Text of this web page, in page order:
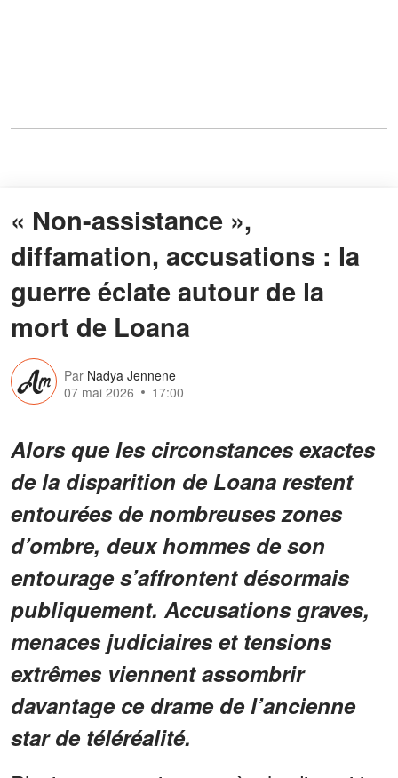
« Non-assistance »,
diffamation, accusations : la
guerre éclate autour de la
mort de Loana
Par Nadya Jennene
07 mai 2026
17:00
Alors que les circonstances exactes
de la disparition de Loana restent
entourées de nombreuses zones
d’ombre, deux hommes de son
entourage s’affrontent désormais
publiquement. Accusations graves,
menaces judiciaires et tensions
extrêmes viennent assombrir
davantage ce drame de l’ancienne
star de téléréalité.